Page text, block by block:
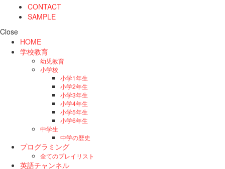
CONTACT
SAMPLE
Close
HOME
学校教育
幼児教育
小学校
小学1年生
小学2年生
小学3年生
小学4年生
小学5年生
小学6年生
中学生
中学の歴史
プログラミング
全てのプレイリスト
英語チャンネル